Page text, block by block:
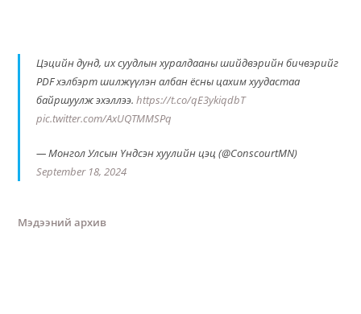
Цэцийн дунд, их суудлын хуралдааны шийдвэрийн бичвэрийг
PDF хэлбэрт шилжүүлэн албан ёсны цахим хуудастаа
байршуулж эхэллээ.https://t.co/qE3ykiqdbT
pic.twitter.com/AxUQTMMSPq
— Монгол Улсын Үндсэн хуулийн цэц (@ConscourtMN)
September 18, 2024
Мэдээний архив